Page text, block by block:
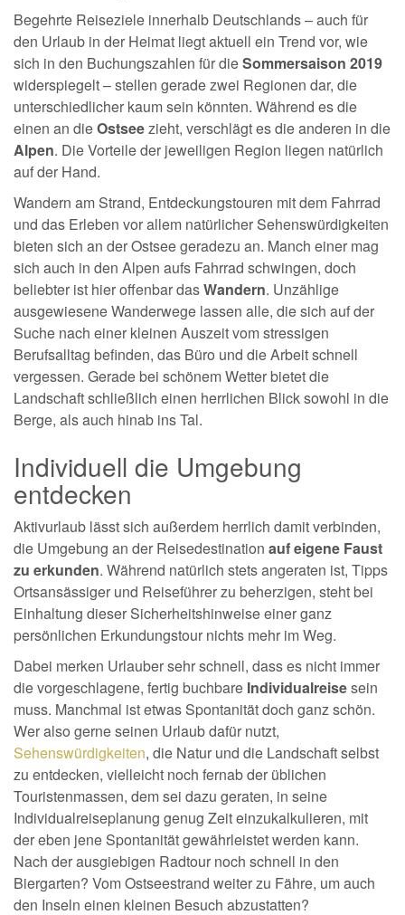
Begehrte Reiseziele innerhalb Deutschlands – auch für
den Urlaub in der Heimat liegt aktuell ein Trend vor, wie
sich in den Buchungszahlen für dieSommersaison 2019
widerspiegelt – stellen gerade zwei Regionen dar, die
unterschiedlicher kaum sein könnten. Während es die
einen an dieOstseezieht, verschlägt es die anderen in die
Alpen. Die Vorteile der jeweiligen Region liegen natürlich
auf der Hand.
Wandern am Strand, Entdeckungstouren mit dem Fahrrad
und das Erleben vor allem natürlicher Sehenswürdigkeiten
bieten sich an der Ostsee geradezu an. Manch einer mag
sich auch in den Alpen aufs Fahrrad schwingen, doch
beliebter ist hier offenbar dasWandern. Unzählige
ausgewiesene Wanderwege lassen alle, die sich auf der
Suche nach einer kleinen Auszeit vom stressigen
Berufsalltag befinden, das Büro und die Arbeit schnell
vergessen. Gerade bei schönem Wetter bietet die
Landschaft schließlich einen herrlichen Blick sowohl in die
Berge, als auch hinab ins Tal.
Individuell die Umgebung
entdecken
Aktivurlaub lässt sich außerdem herrlich damit verbinden,
die Umgebung an der Reisedestination auf eigene Faust
zu erkunden. Während natürlich stets angeraten ist, Tipps
Ortsansässiger und Reiseführer zu beherzigen, steht bei
Einhaltung dieser Sicherheitshinweise einer ganz
persönlichen Erkundungstour nichts mehr im Weg.
Dabei merken Urlauber sehr schnell, dass es nicht immer
die vorgeschlagene, fertig buchbare Individualreisesein
muss. Manchmal ist etwas Spontanität doch ganz schön.
Wer also gerne seinen Urlaub dafür nutzt,
Sehenswürdigkeiten, die Natur und die Landschaft selbst
zu entdecken, vielleicht noch fernab der üblichen
Touristenmassen, dem sei dazu geraten, in seine
Individualreiseplanung genug Zeit einzukalkulieren, mit
der eben jene Spontanität gewährleistet werden kann.
Nach der ausgiebigen Radtour noch schnell in den
Biergarten? Vom Ostseestrand weiter zu Fähre, um auch
den Inseln einen kleinen Besuch abzustatten?